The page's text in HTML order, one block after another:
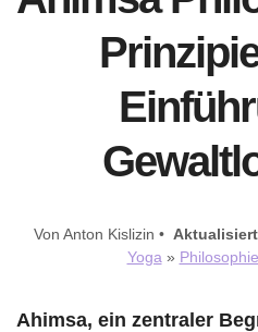
Von Anton Kislizin •
Yoga »
Ahimsa, ein zentraler